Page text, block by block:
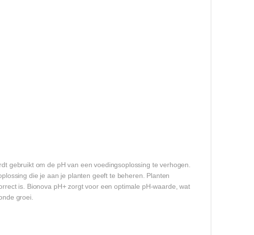
gebruikt om de pH van een voedingsoplossing te verhogen.
die je aan je planten geeft te beheren. Planten
is. Bionova pH+ zorgt voor een optimale pH-waarde, wat
groei.